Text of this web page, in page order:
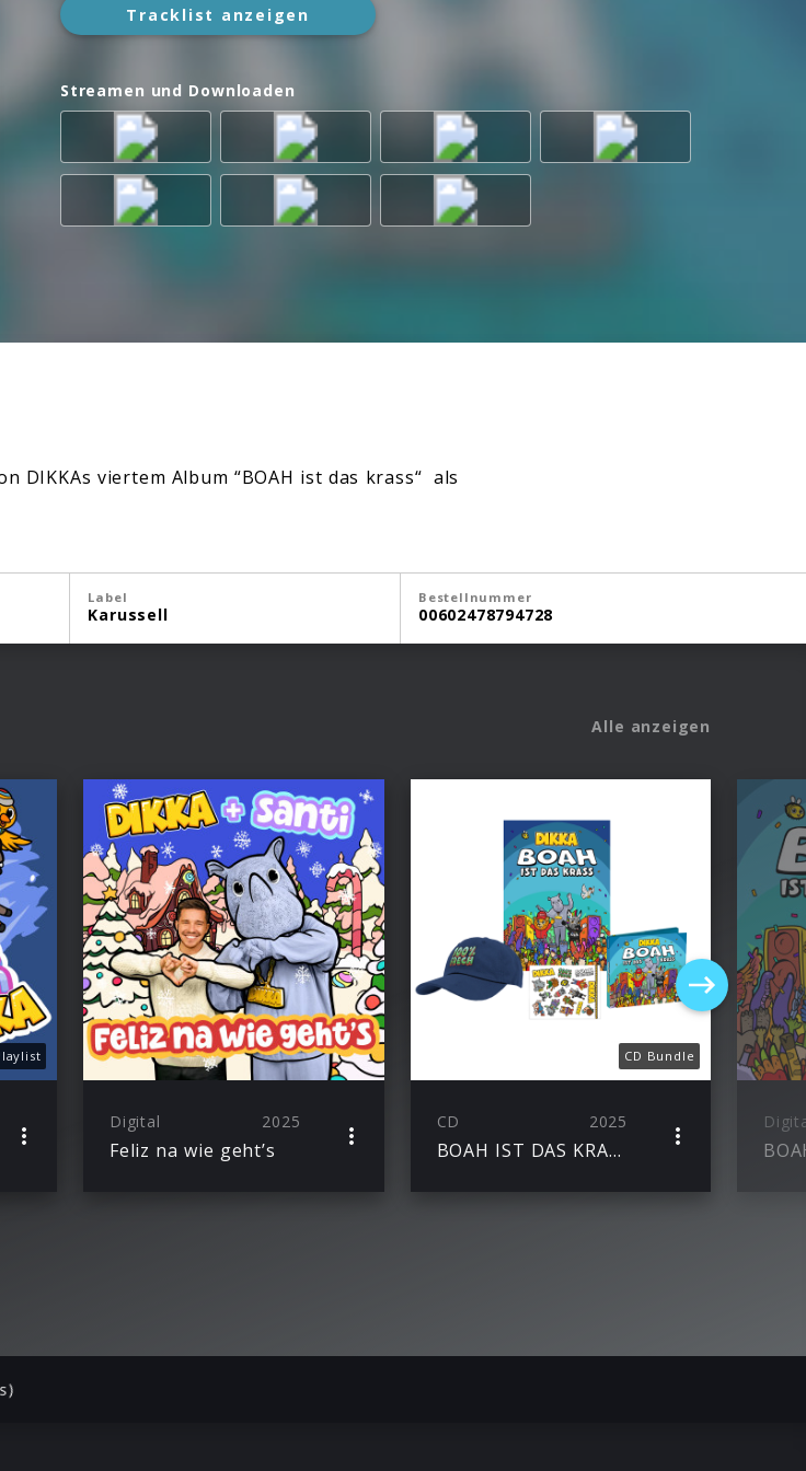
Tracklist anzeigen
Streamen und Downloaden
DIKKAs viertem Album “BOAH ist das krass“ als
Label
Karussell
Bestellnummer
00602478794728
Alle anzeigen
Digital 2025
Feliz na wie geht’s
CD Bundle
CD 2025
BOAH IST DAS KRASS Fan Bundle